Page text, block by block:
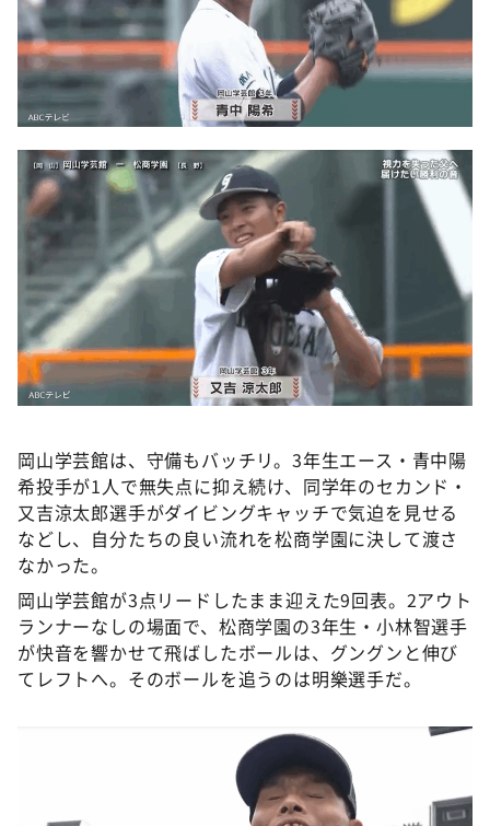
岡山学芸館は、守備もバッチリ。3年生エース・青中陽
希投手が1人で無失点に抑え続け、同学年のセカンド・
又吉涼太郎選手がダイビングキャッチで気迫を見せる
などし、自分たちの良い流れを松商学園に決して渡さ
なかった。
岡山学芸館が3点リードしたまま迎えた9回表。2アウト
ランナーなしの場面で、松商学園の3年生・小林智選手
が快音を響かせて飛ばしたボールは、グングンと伸び
てレフトへ。そのボールを追うのは明樂選手だ。